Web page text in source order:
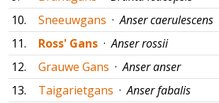
10.
Sneeuwgans ·Anser caerulescens
11.
Ross' Gans ·Anser rossii
12.
Grauwe Gans ·Anser anser
13.
Taigarietgans ·Anser fabalis